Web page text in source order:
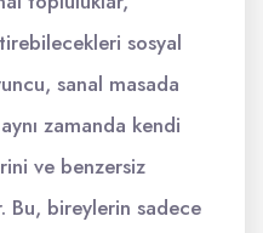
sosyal
sanal masada
zamanda kendi
ve benzersiz
Bu, bireylerin sadece